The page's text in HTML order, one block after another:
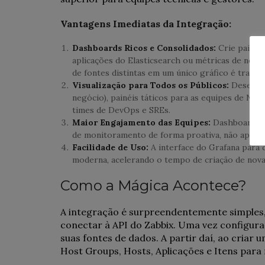
Vantagens Imediatas da Integração:
Dashboards Ricos e Consolidados: Crie
aplicações do Elasticsearch ou métricas de
de fontes distintas em um único gráfico é
Visualização para Todos os Públicos:
negócio), painéis táticos para as equipes de
times de DevOps e SREs.
Maior Engajamento das Equipes: Dashboards
de monitoramento de forma proativa, não
Facilidade de Uso: A interface do Grafana para
moderna, acelerando o tempo de criação de
Como a Mágica Acontece?
A integração é surpreendentemente
conectar à API do Zabbix. Uma vez
suas fontes de dados. A partir daí, ao criar
Host Groups, Hosts, Aplicações e Itens